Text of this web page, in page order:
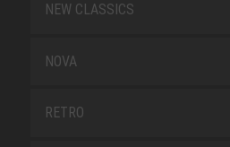
NEW CLASSICS
NOVA
RETRO